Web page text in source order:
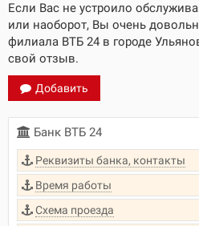
Если Вас не устроило
или наоборот, Вы очень
филиала ВТБ 24 в городе
свой отзыв.
Добавить
Банк ВТБ 24
Реквизиты банка, контакты
Время работы
Схема проезда